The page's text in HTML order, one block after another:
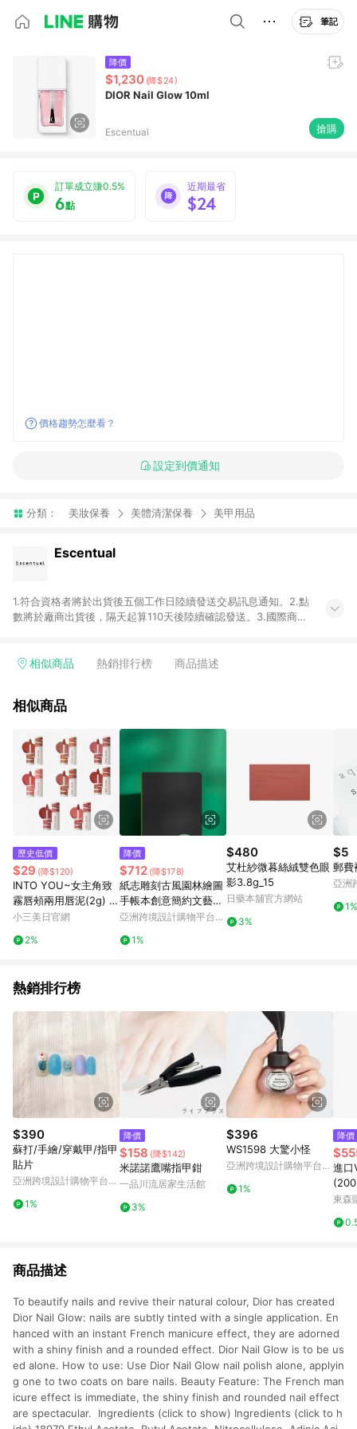
筆記
降價
$1,230 (降$24)
DIOR Nail Glow 10ml
Escentual 搶購
訂單成立賺0.5%
6點
近期最省
$24
價格趨勢怎麼看？
設定到價通知
分類： 美妝保養 美體清潔保養 美甲用品
Escentual
1.符合資格者將於出貨後五個工作日陸續發送交易訊息通知。2.點
數將於廠商出貨後，隔天起算110天後陸續確認發送。3.國際商家
用未授權優惠碼不符合贈點資格。6. 點數發送依據及返點上限將
不符合贈點資格。
相似商品 熱銷排行榜 商品描述
相似商品
歷史低價
$29 (降$120)
INTO YOU~女主角致
霧唇頰兩用唇泥(2g) 款
式可選
小三美日官網
2%
降價
$712 (降$178)
紙志雕刻古風園林繪圖
手帳本創意簡約文藝精
緻日記本畢業禮物記
亞洲跨境設計購物平台
1%
$480
艾杜紗微暮絲絨雙色眼
影3.8g_15
日藥本舖官方網站
3%
$5
郵費
亞洲
1%
熱銷排行榜
$390
蘇打/手繪/穿戴甲/指甲
貼片
亞洲跨境設計購物平台
1%
降價
$158 (降$142)
米諾諾鷹嘴指甲鉗
一品川流居家生活館
3%
$396
WS1598 大驚小怪
亞洲跨境設計購物平台
1%
降價
進口
東森
商品描述
To beautify nails and revive their natural colour, Dior has created
Dior Nail Glow: nails are subtly tinted with a single application. En
hanced with an instant French manicure effect, they are adorned
with a shiny finish and a rounded effect. Dior Nail Glow is to be us
ed alone. How to use: Use Dior Nail Glow nail polish alone, applyin
g one to two coats on bare nails. Beauty Feature: The French man
icure effect is immediate, the shiny finish and rounded nail effect
are spectacular. Ingredients (click to show) Ingredients (click to h